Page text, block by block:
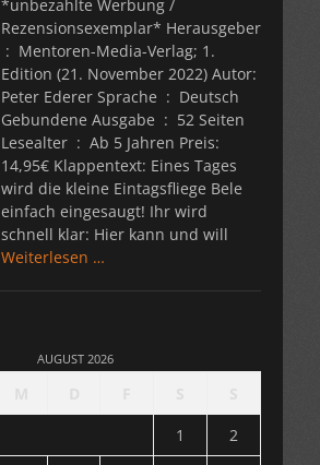
*unbezahlte Werbung /
Rezensionsexemplar* Herausgeber
Edition (21. November 2022) Autor:
Peter Ederer Sprache ‏ : ‎ Deutsch
Gebundene Ausgabe ‏ : ‎ 52 Seiten
Lesealter ‏ : ‎ Ab 5 Jahren Preis:
14,95€ Klappentext: Eines Tages
wird die kleine Eintagsfliege Bele
einfach eingesaugt! Ihr wird
schnell klar: Hier kann und will
Weiterlesen …
AUGUST 2026
1
2